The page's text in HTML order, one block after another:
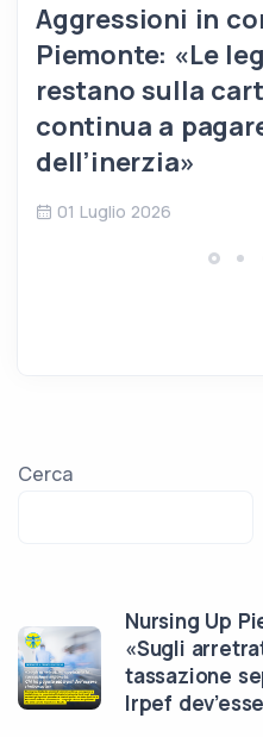
Aggressioni in
Piemonte: «Le
restano sulla
continua a
dell’inerzia»
01 Luglio 2026
Cerca
Nursing Up
«Sugli
tassazione
Irpef